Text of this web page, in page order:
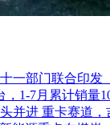
一部门联合印
1-7月累计销量
并进 重卡赛道